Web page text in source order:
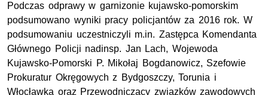
Podczas odprawy w garnizonie kujawsko-pomorskim
podsumowano wyniki pracy policjantów za 2016 rok. W
podsumowaniu uczestniczyli m.in. Zastępca Komendanta
Głównego Policji nadinsp. Jan Lach, Wojewoda
Kujawsko-Pomorski P. Mikołaj Bogdanowicz, Szefowie
Prokuratur Okręgowych z Bydgoszczy, Torunia i
Włocławka oraz Przewodniczący związków zawodowych